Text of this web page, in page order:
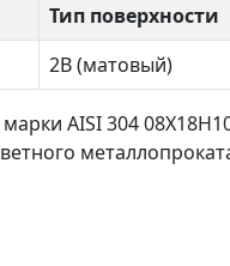
Тип поверхности
2B (матовый)
марки AISI 304